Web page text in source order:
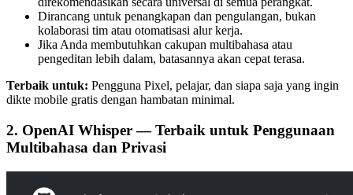
Dirancang untuk penangkapan dan pengulangan, bukan
kolaborasi tim atau otomatisasi alur kerja.
Jika Anda membutuhkan cakupan multibahasa atau
pengeditan lebih dalam, batasannya akan cepat terasa.
Terbaik untuk: Pengguna Pixel, pelajar, dan siapa saja yang ingin
dikte mobile gratis dengan hambatan minimal.
2. OpenAI Whisper — Terbaik untuk Penggunaan
Multibahasa dan Privasi